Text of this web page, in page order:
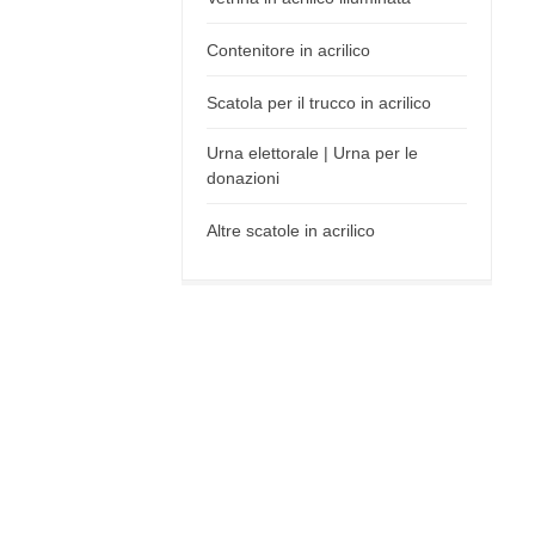
Contenitore in acrilico
Scatola per il trucco in acrilico
Urna elettorale | Urna per le
donazioni
Altre scatole in acrilico